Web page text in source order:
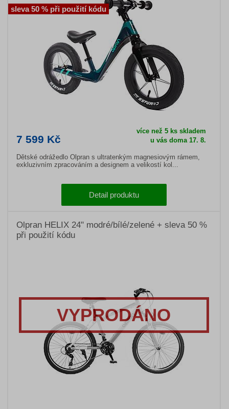
7 599 Kč
více než 5 ks skladem
u vás doma 17. 8.
Dětské odrážedlo Olpran s ultratenkým magnesiovým rámem,
exkluzivním zpracováním a designem a velikostí kol...
Detail produktu
sleva 50 % při použití kódu
VYPRODÁNO
Olpran HELIX 24" modré/bílé/zelené + sleva 50 %
při použití kódu